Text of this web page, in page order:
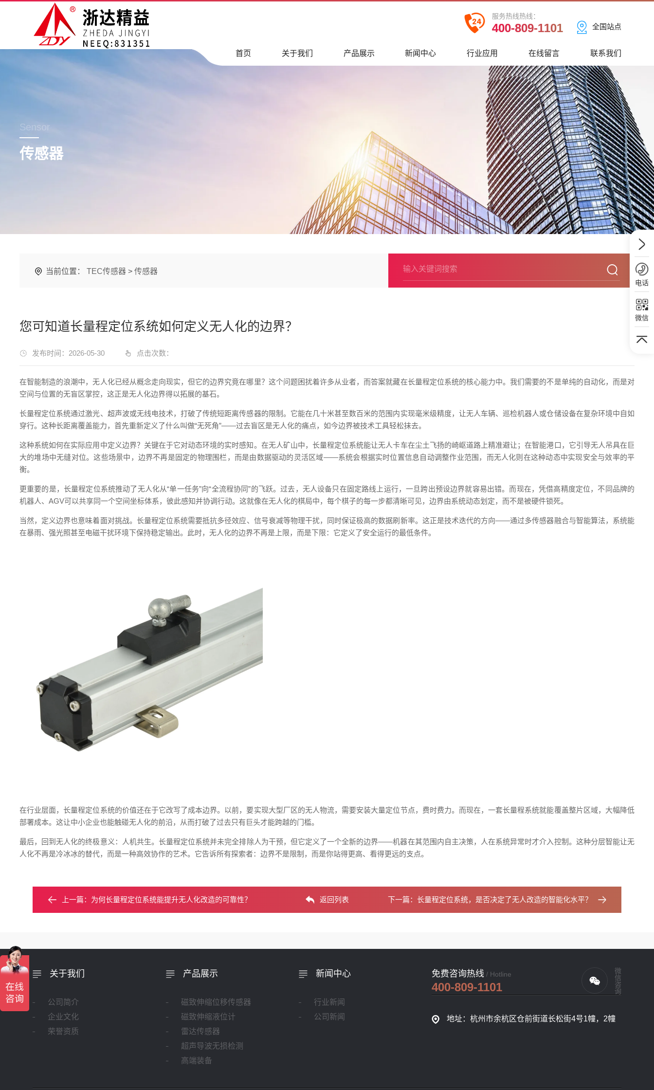
全国站点
服务热线热线：
400-809-1101
首页 关于我们 产品展示 新闻中心 行业应用 在线留言 联系我们
Sensor
传感器
当前位置： TEC传感器 > 传感器
您可知道长量程定位系统如何定义无人化的边界？
发布时间：2026-05-30 点击次数：
在智能制造的浪潮中，无人化已经从概念走向现实，但它的边界究竟在哪里？这个问题困扰着许多从业者，而答案就藏在长量程定位系统的核心能力中。我们需要的不是单纯的自动化，而是对
空间与位置的无盲区掌控，这正是无人化边界得以拓展的基石。
长量程定位系统通过激光、超声波或无线电技术，打破了传统短距离传感器的限制。它能在几十米甚至数百米的范围内实现毫米级精度，让无人车辆、巡检机器人或仓储设备在复杂环境中自如
穿行。这种长距离覆盖能力，首先重新定义了什么叫做“无死角”——过去盲区是无人化的痛点，如今边界被技术工具轻松抹去。
这种系统如何在实际应用中定义边界？关键在于它对动态环境的实时感知。在无人矿山中，长量程定位系统能让无人卡车在尘土飞扬的崎岖道路上精准避让；在智能港口，它引导无人吊具在巨
大的堆场中无缝对位。这些场景中，边界不再是固定的物理围栏，而是由数据驱动的灵活区域——系统会根据实时位置信息自动调整作业范围，而无人化则在这种动态中实现安全与效率的平
衡。
更重要的是，长量程定位系统推动了无人化从“单一任务”向“全流程协同”的飞跃。过去，无人设备只在固定路线上运行，一旦跨出预设边界就容易出错。而现在，凭借高精度定位，不同品牌的
机器人、AGV可以共享同一个空间坐标体系，彼此感知并协调行动。这就像在无人化的棋局中，每个棋子的每一步都清晰可见，边界由系统动态划定，而不是被硬件锁死。
当然，定义边界也意味着面对挑战。长量程定位系统需要抵抗多径效应、信号衰减等物理干扰，同时保证极高的数据刷新率。这正是技术迭代的方向——通过多传感器融合与智能算法，系统能
在暴雨、强光照甚至电磁干扰环境下保持稳定输出。此时，无人化的边界不再是上限，而是下限：它定义了安全运行的最低条件。
在行业层面，长量程定位系统的价值还在于它改写了成本边界。以前，要实现大型厂区的无人物流，需要安装大量定位节点，费时费力。而现在，一套长量程系统就能覆盖整片区域，大幅降低
部署成本。这让中小企业也能触碰无人化的前沿，从而打破了过去只有巨头才能跨越的门槛。
最后，回到无人化的终极意义：人机共生。长量程定位系统并未完全排除人为干预，但它定义了一个全新的边界——机器在其范围内自主决策，人在系统异常时才介入控制。这种分层智能让无
人化不再是冷冰冰的替代，而是一种高效协作的艺术。它告诉所有探索者：边界不是限制，而是你站得更高、看得更远的支点。
上一篇： 为何长量程定位系统能提升无人化改造的可靠性？ 返回列表 下一篇： 长量程定位系统，是否决定了无人改造的智能化水平？
免费咨询热线 / Hotline
400-809-1101 微信咨询
地址：杭州市余杭区仓前街道长松街4号1幢，2幢
关于我们
公司简介
企业文化
荣誉资质
产品展示
磁致伸缩位移传感器
磁致伸缩液位计
雷达传感器
超声导波无损检测
高端装备
新闻中心
行业新闻
公司新闻
电话
微信